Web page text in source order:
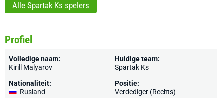
Alle Spartak Ks spelers
Profiel
Volledige naam:
Kirill Malyarov
Nationaliteit:
Rusland
Huidige team:
Spartak Ks
Positie:
Verdediger (Rechts)